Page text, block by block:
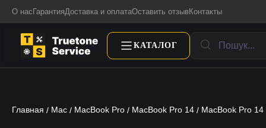
О нас ГарантияДоставка и оплатаОставить отзыв Контакты
КАТАЛОГ
Главная / Mac / MacBook Pro / MacBook Pro 14 / MacBook Pro 14